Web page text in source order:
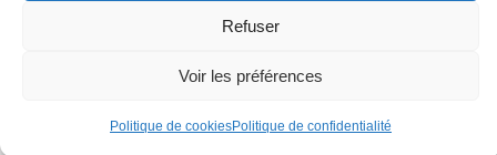
Refuser
Voir les préférences
Politique de cookiesPolitique de confidentialité